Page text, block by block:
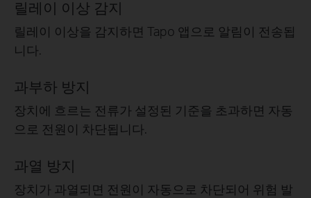
릴레이 이상 감지
릴레이 이상을 감지하면 Tapo 앱으로 알림이 전송됩
니다.
과부하 방지
장치에 흐르는 전류가 설정된 기준을 초과하면 자동
으로 전원이 차단됩니다.
과열 방지
장치가 과열되면 전원이 자동으로 차단되어 위험 발